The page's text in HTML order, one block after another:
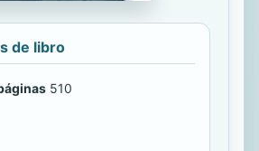
de libro
510